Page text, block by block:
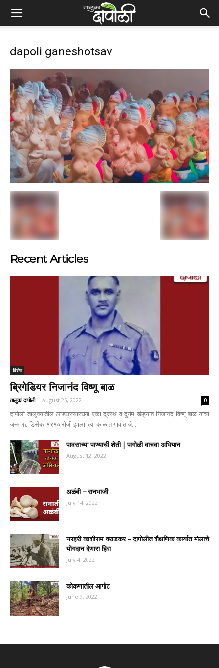
dapoli ganeshotsav
Recent Articles
विशेष
ब्रिगेडियर निजानंद विष्णू बाळ
तालुका दापोली - August 25, 2022 0
दापोली तालुक्यातील लाडघरसारख्या एका दूरस्थ व दुर्गम खेड्यात निजानंद विष्णू बाळ यांचा
जन्म १८ डिसेंबर १९१० रोजी झाला. त्या काळात गावात जे...
पावसाच्या पाण्याची शेती | पागोळी वाचवा अभियान
August 12, 2022
अळंबी – रानभाजी
July 14, 2022
नरहरी काशीराम वराडकर – दापोलीत शैक्षणिक कार्यात मोलाचे
योगदान देणारा हिरा
July 4, 2022
कोकणातील आगोट
June 9, 2022